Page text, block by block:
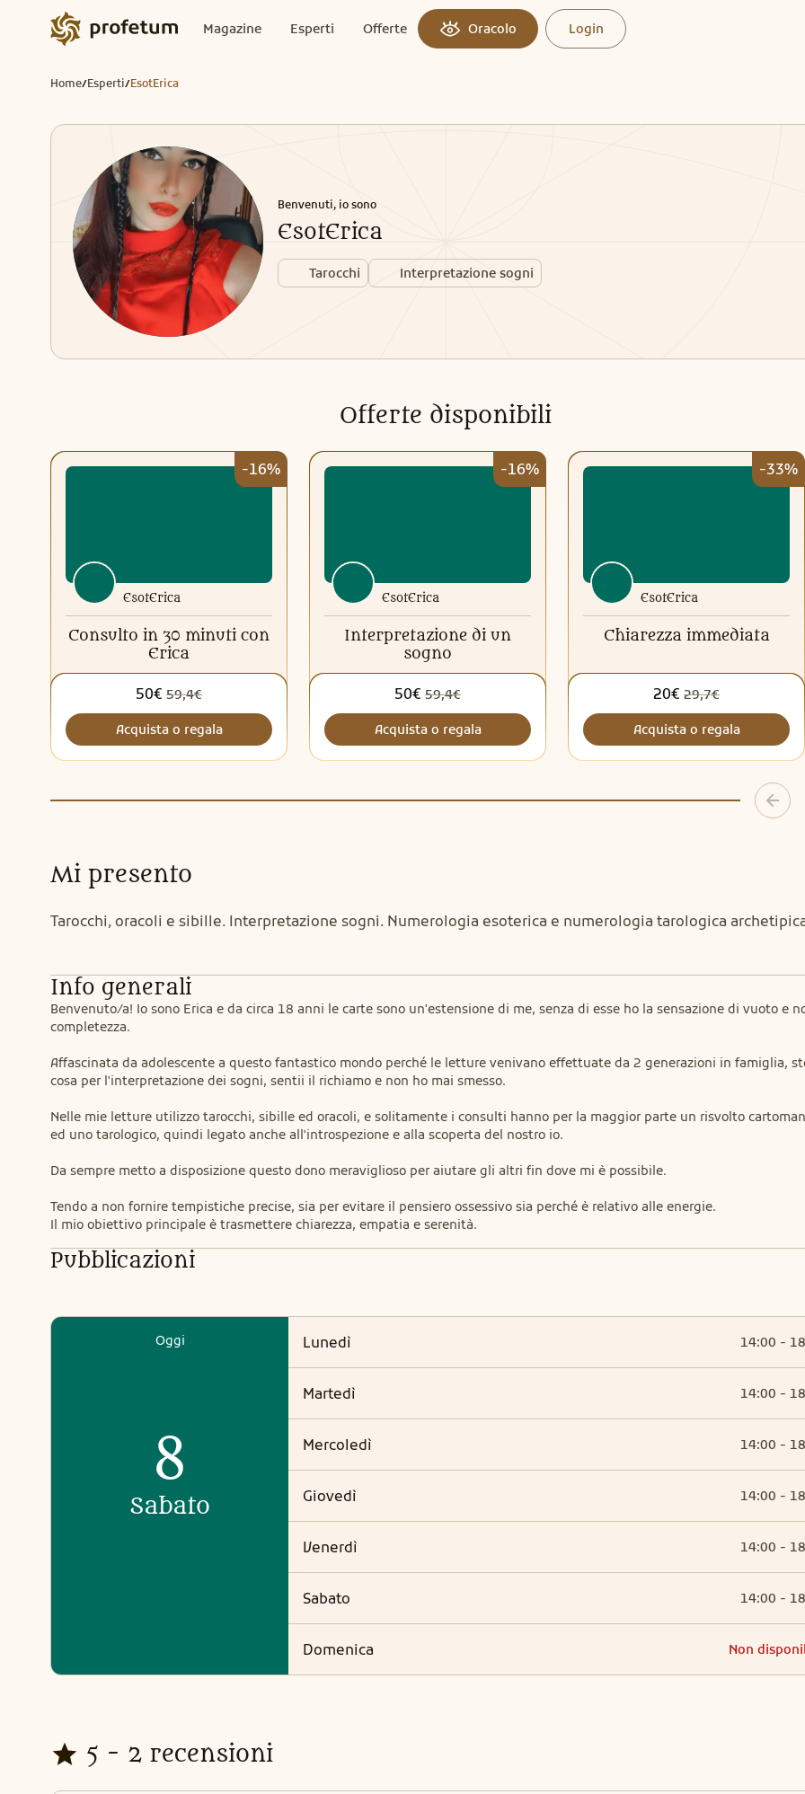
Magazine Esperti Offerte Oracolo Login
Home/Esperti/EsotErica
Benvenuti, io sono
EsotErica
Tarocchi Interpretazione sogni
Offerte disponibili
-16%
EsotErica
Consulto in 30 minuti con
Erica
50€ 59,4€
Acquista o regala
-16%
EsotErica
Interpretazione di un
sogno
50€ 59,4€
Acquista o regala
-33%
EsotErica
Chiarezza immediata
20€ 29,7€
Acquista o regala
Mi presento
Tarocchi, oracoli e sibille. Interpretazione sogni. Numerologia esoterica e numerologia tarologica
Info generali
Benvenuto/a! Io sono Erica e da circa 18 anni le carte sono un'estensione di me, senza di esse ho la sensazione di vuoto e
completezza.
Affascinata da adolescente a questo fantastico mondo perché le letture venivano effettuate da 2 generazioni in famiglia,
cosa per l'interpretazione dei sogni, sentii il richiamo e non ho mai smesso.
Nelle mie letture utilizzo tarocchi, sibille ed oracoli, e solitamente i consulti hanno per la maggior parte un risvolto
ed uno tarologico, quindi legato anche all'introspezione e alla scoperta del nostro io.
Da sempre metto a disposizione questo dono meraviglioso per aiutare gli altri fin dove mi è possibile.
Tendo a non fornire tempistiche precise, sia per evitare il pensiero ossessivo sia perché è relativo alle energie.
Il mio obiettivo principale è trasmettere chiarezza, empatia e serenità.
Pubblicazioni
Oggi
8
sabato
lunedì 14:00 -
martedì 14:00 -
mercoledì 14:00 -
giovedì 14:00 -
venerdì 14:00 -
sabato 14:00 -
domenica Non
5 - 2 recensioni